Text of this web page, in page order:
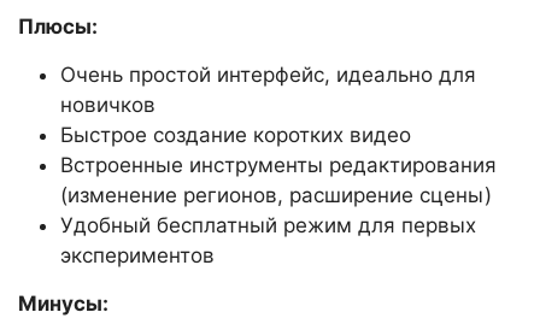
Плюсы:
Очень простой интерфейс, идеально для
новичков
Быстрое создание коротких видео
Встроенные инструменты редактирования
(изменение регионов, расширение сцены)
Удобный бесплатный режим для первых
экспериментов
Минусы: